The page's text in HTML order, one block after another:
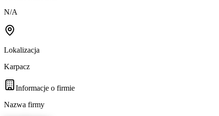
N/A
Lokalizacja
Karpacz
Informacje o firmie
Nazwa firmy